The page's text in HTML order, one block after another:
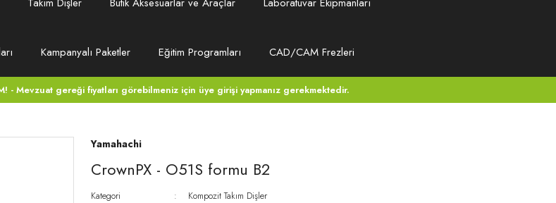
Kampanyalı Paketler Eğitim Programları CAD/CAM Frezleri
- Mevzuat gereği fiyatları görebilmeniz için üye girişi yapmanız gerekmektedir.
Yamahachi
CrownPX - O51S formu B2
Kategori
Kompozit Takım Dişler